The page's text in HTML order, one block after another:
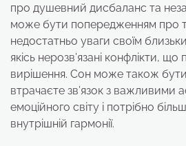
про душевний дисбаланс та
може бути попередженням про
недостатньо уваги своїм
якісь нерозв’язані конфлікти,
вирішення. Сон може також
втрачаєте зв’язок з важливими
емоційного світу і потрібно
внутрішній гармонії.